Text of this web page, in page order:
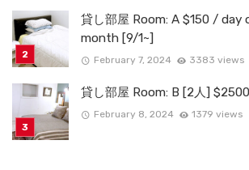
貸し部屋 Room: A $150 /
month [9/1~]
February 7, 2024 3383 views
貸し部屋 Room: B [2人] $2500
February 8, 2024 1379 views